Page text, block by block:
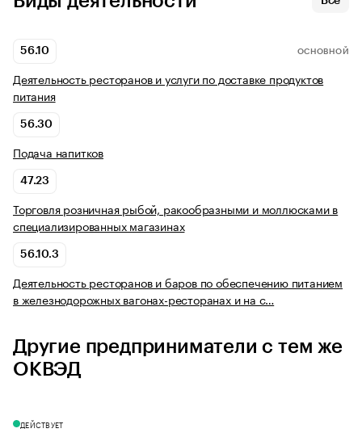
56.10 ОСНОВНОЙ
Деятельность ресторанов и услуги по доставке продуктов
питания
56.30
Подача напитков
47.23
Торговля розничная рыбой, ракообразными и моллюсками в
специализированных магазинах
56.10.3
Деятельность ресторанов и баров по обеспечению питанием
в железнодорожных вагонах-ресторанах и на с…
Другие предприниматели с тем же
ОКВЭД
ДЕЙСТВУЕТ